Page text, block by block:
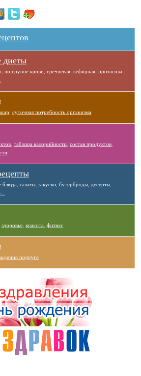
диеты
, по группе крови, гречневая, кефирная, протасова
жир суточная потребность организма
, таблица калорийности, состав продуктов,
блюда салаты, закуски, бутерброды, десерты,
здоровье, красота фитнес
подруге